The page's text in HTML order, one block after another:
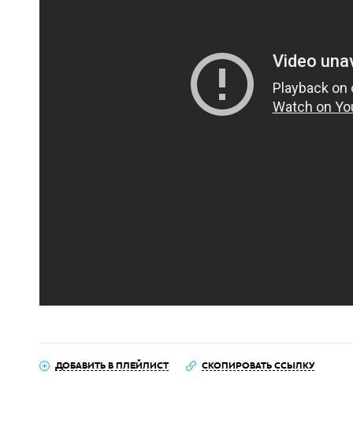
ДОБАВИТЬ В ПЛЕЙЛИСТ СКОПИРОВАТЬ ССЫЛКУ